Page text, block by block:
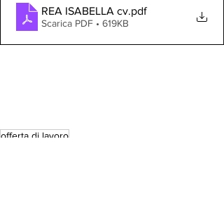
REA ISABELLA cv.pdf
Scarica PDF • 619KB
offerta di lavoro